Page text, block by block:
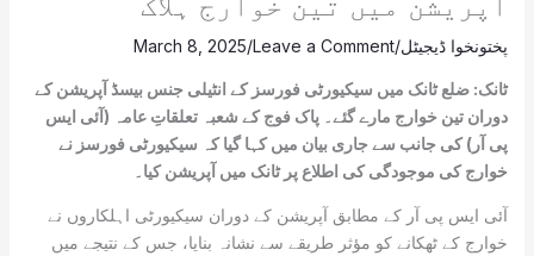
پختونخوا ڈیجیٹل/
Leave a Comment
/
March 8, 2025
ٹانک: ضلع ٹانک میں سیکیورٹی فورسز کے انٹیلی جنس بیسڈ آپریشن کے
دوران تین خوارج مارے گئے۔ پاک فوج کے شعبہ تعلقاتِ عامہ (آئی ایس
پی آر) کی جانب سے جاری بیان میں کہا گیا کہ سیکیورٹی فورسز نے
خوارج کی موجودگی کی اطلاع پر ٹانک میں آپریشن کیا۔
آئی ایس پی آر کے مطابق آپریشن کے دوران سیکیورٹی اہلکاروں نے
خوارج کے ٹھکانے کو مؤثر طریقے سے نشانہ بنایا، جس کے نتیجے میں